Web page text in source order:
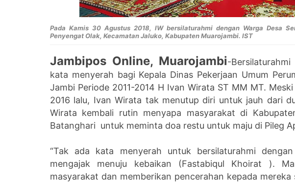
Pada Kamis 30 Agustus 2018, IW bersilaturahmi dengan Warga Desa
Penyengat Olak, Kecamatan Jaluko, Kabupaten Muarojambi. IST
Jambipos Online, Muarojambi-
kata menyerah bagi Kepala Dinas Pekerjaan Umum
Jambi Periode 2011-2014 H Ivan Wirata ST MM MT.
2016 lalu, Ivan Wirata tak menutup diri untuk jauh dari
Wirata kembali rutin menyapa masyarakat di
Batanghari untuk meminta doa restu untuk maju di Pileg
“Tak ada kata menyerah untuk bersilaturahmi
mengajak menuju kebaikan (Fastabiqul Khoirat ).
masyarakat dan memberikan pencerahan kepada